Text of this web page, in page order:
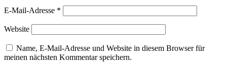
E-Mail-Adresse *
Website
Name, E-Mail-Adresse und Website in diesem Browser für
meinen nächsten Kommentar speichern.